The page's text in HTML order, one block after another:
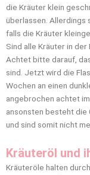
die Kräuter klein
überlassen. Allerdings
falls die Kräuter
Sind alle Kräuter in
Achtet bitte darauf,
sind. Jetzt wird die
Wochen an einen
angebrochen achtet
ansonsten besteht die
und sind somit nicht
Kräuteröl und
Kräuteröle halten